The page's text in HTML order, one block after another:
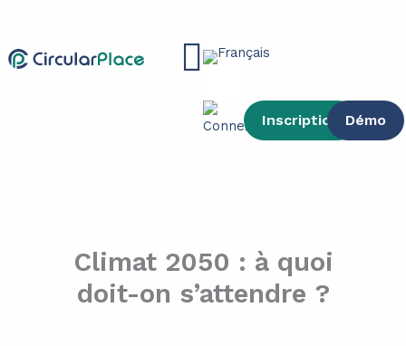
contenu
Main
Inscription Démo
Climat 2050 : à quoi
doit-on s’attendre ?